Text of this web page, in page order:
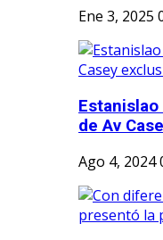
Ene 3, 2025
de Av
Ago 4, 2024